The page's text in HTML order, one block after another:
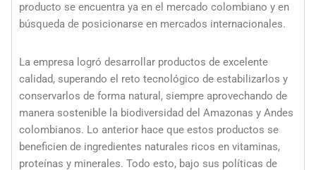
producto se encuentra ya en el mercado colombiano y en
búsqueda de posicionarse en mercados internacionales.
La empresa logró desarrollar productos de excelente
calidad, superando el reto tecnológico de estabilizarlos y
conservarlos de forma natural, siempre aprovechando de
manera sostenible la biodiversidad del Amazonas y Andes
colombianos. Lo anterior hace que estos productos se
beneficien de ingredientes naturales ricos en vitaminas,
proteínas y minerales. Todo esto, bajo sus políticas de